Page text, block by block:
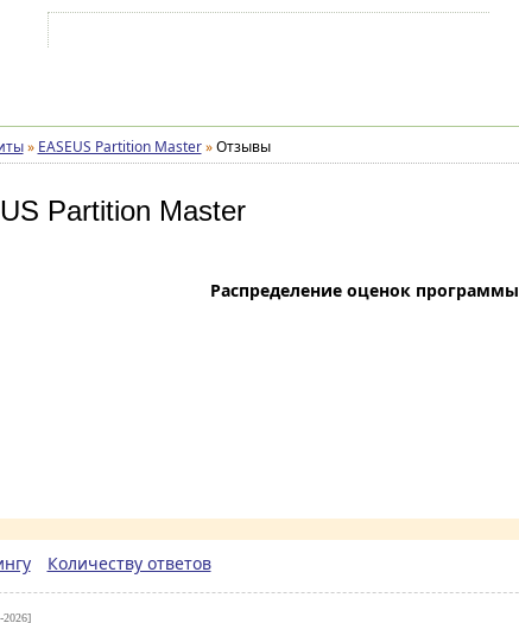
» EASEUS Partition Master » Отзывы
Partition Master
Распределение оценок программы
Количеству ответов